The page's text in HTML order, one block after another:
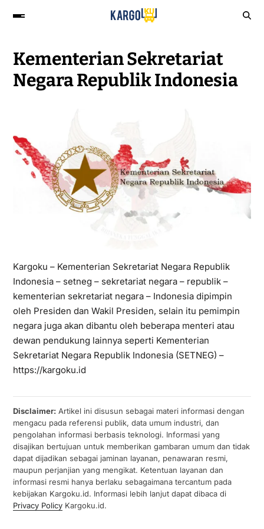
Kementerian Sekretariat
Negara Republik Indonesia
Kargoku – Kementerian Sekretariat Negara Republik
Indonesia – setneg – sekretariat negara – republik –
kementerian sekretariat negara – Indonesia dipimpin
oleh Presiden dan Wakil Presiden, selain itu pemimpin
negara juga akan dibantu oleh beberapa menteri atau
dewan pendukung lainnya seperti Kementerian
Sekretariat Negara Republik Indonesia (SETNEG) –
https://kargoku.id
Disclaimer:Artikel ini disusun sebagai materi informasi dengan
mengacu pada referensi publik, data umum industri, dan
pengolahan informasi berbasis teknologi. Informasi yang
disajikan bertujuan untuk memberikan gambaran umum dan tidak
dapat dijadikan sebagai jaminan layanan, penawaran resmi,
maupun perjanjian yang mengikat. Ketentuan layanan dan
informasi resmi hanya berlaku sebagaimana tercantum pada
kebijakan Kargoku.id. Informasi lebih lanjut dapat dibaca di
Privacy PolicyKargoku.id.